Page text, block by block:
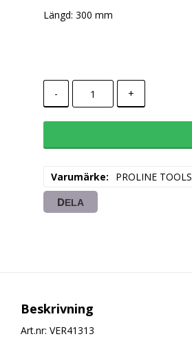
Längd: 300 mm
- +
Varumärke PROLINE TOOLS
DELA
Beskrivning
Art.nr: VER41313